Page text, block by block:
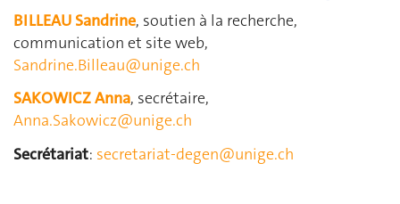
BILLEAU Sandrine, soutien à la recherche,
communication et site web,
Sandrine.Billeau@unige.ch
SAKOWICZ Anna, secrétaire,
Anna.Sakowicz@unige.ch
Secrétariat: secretariat-degen@unige.ch